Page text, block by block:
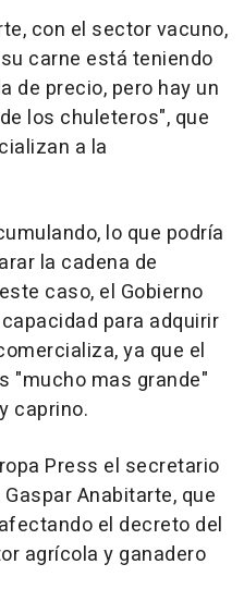
con el sector vacuno,
carne está teniendo
de precio, pero hay un
los chuleteros", que
a la
lo que podría
la cadena de
caso, el Gobierno
para adquirir
ya que el
"mucho mas grande"
caprino.
Press el secretario
Anabitarte, que
el decreto del
agrícola y ganadero